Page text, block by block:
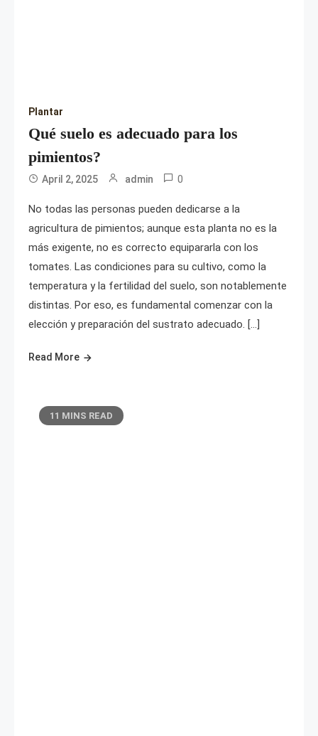
Plantar
Qué suelo es adecuado para los
pimientos?
April 2, 2025 admin 0
No todas las personas pueden dedicarse a la
agricultura de pimientos; aunque esta planta no es la
más exigente, no es correcto equipararla con los
tomates. Las condiciones para su cultivo, como la
temperatura y la fertilidad del suelo, son notablemente
distintas. Por eso, es fundamental comenzar con la
elección y preparación del sustrato adecuado. […]
Read More
11 MINS READ